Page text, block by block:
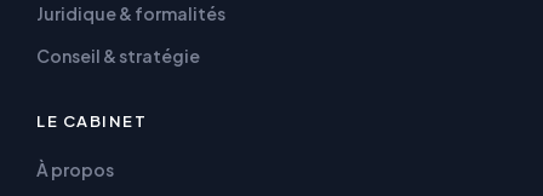
Juridique & formalités
Conseil & stratégie
LE CABINET
À propos